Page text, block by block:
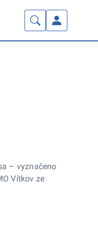
– vyznačeno
Vítkov ze